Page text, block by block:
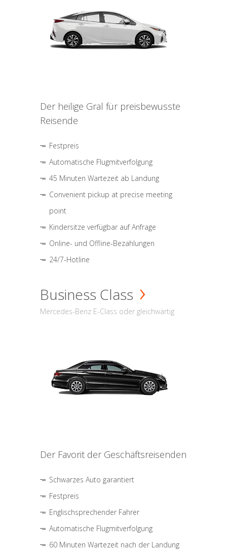
Der heilige Gral für preisbewusste
Reisende
Festpreis
Automatische Flugmitverfolgung
45 Minuten Wartezeit ab Landung
Convenient pickup at precise meeting
point
Kindersitze verfügbar auf Anfrage
Online- und Offline-Bezahlungen
24/7-Hotline
Business Class
Mercedes-Benz E-Class oder gleichwärtig
Der Favorit der Geschäftsreisenden
Schwarzes Auto garantiert
Festpreis
Englischsprechender Fahrer
Automatische Flugmitverfolgung
60 Minuten Wartezeit nach der Landung